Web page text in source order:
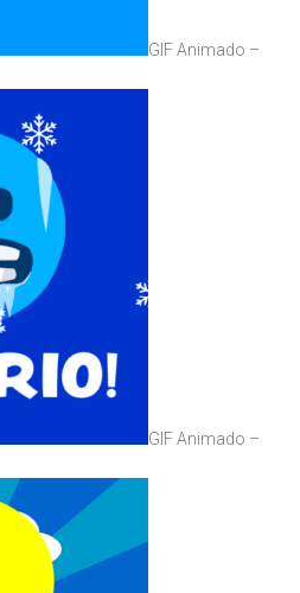
GIF Animado –
GIF Animado –